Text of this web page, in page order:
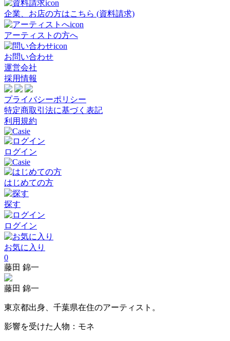
企業、お店の方はこちら (資料請求)
アーティストの方へ
お問い合わせ
運営会社
採用情報
プライバシーポリシー
特定商取引法に基づく表記
利用規約
ログイン
はじめての方
探す
ログイン
お気に入り
0
藤田 錦一
藤田 錦一
東京都出身、千葉県在住のアーティスト。
影響を受けた人物：モネ